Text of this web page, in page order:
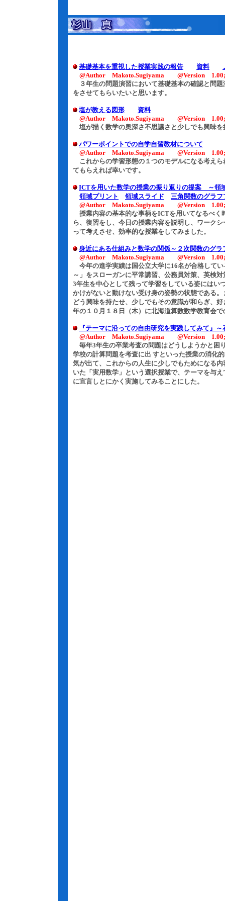
基礎基本を重視した授業実践の報告 資料
@Author Makoto.Sugiyama @Version
３年生の問題演習において基礎基本の確認と問
をさせてもらいたいと思います。
塩が教える図形
資料
@Author Makoto.Sugiyama @Version
塩が描く数学の奥深さ不思議さと少しでも興味
パワーポイントでの自学自習教材について
@Author Makoto.Sugiyama @Version
これからの学習形態の１つのモデルになる考え
てもらえれば幸いです。
ICTを用いた数学の授業の振り返りの提案 ～領
領域プリント
領域スライド
三角関数のグラフ
@Author Makoto.Sugiyama @Version
授業内容の基本的な事柄をICTを用いてなるべく
ら、復習をし、今日の授業内容を説明し、ワーク
って考えさせ、効率的な授業をしてみました。
身近にある仕組みと数学の関係～２次関数のグラ
@Author Makoto.Sugiyama @Version
今年の進学実績は国公立大学に16名が合格して
～」をスローガンに平常講習、公務員対策、英検
3年生を中心として残って学習をしている姿にはい
かけがないと動けない受け身の姿勢の状態である
どう興味を持たせ、少しでもその意識が和らぎ、
年の１０月１８日（木）に北海道算数数学教育会
『テーマに沿っての自由研究を実践してみて』
@Author Makoto.Sugiyama @Version
毎年3年生の卒業考査の問題はどうしようかと困
学校の計算問題を考査に出 すといった授業の消化
気が出て、これからの人生に少しでもためになる
いた「実用数学」という選択授業で、テーマを与
に宣言しとにかく実施してみることにした。